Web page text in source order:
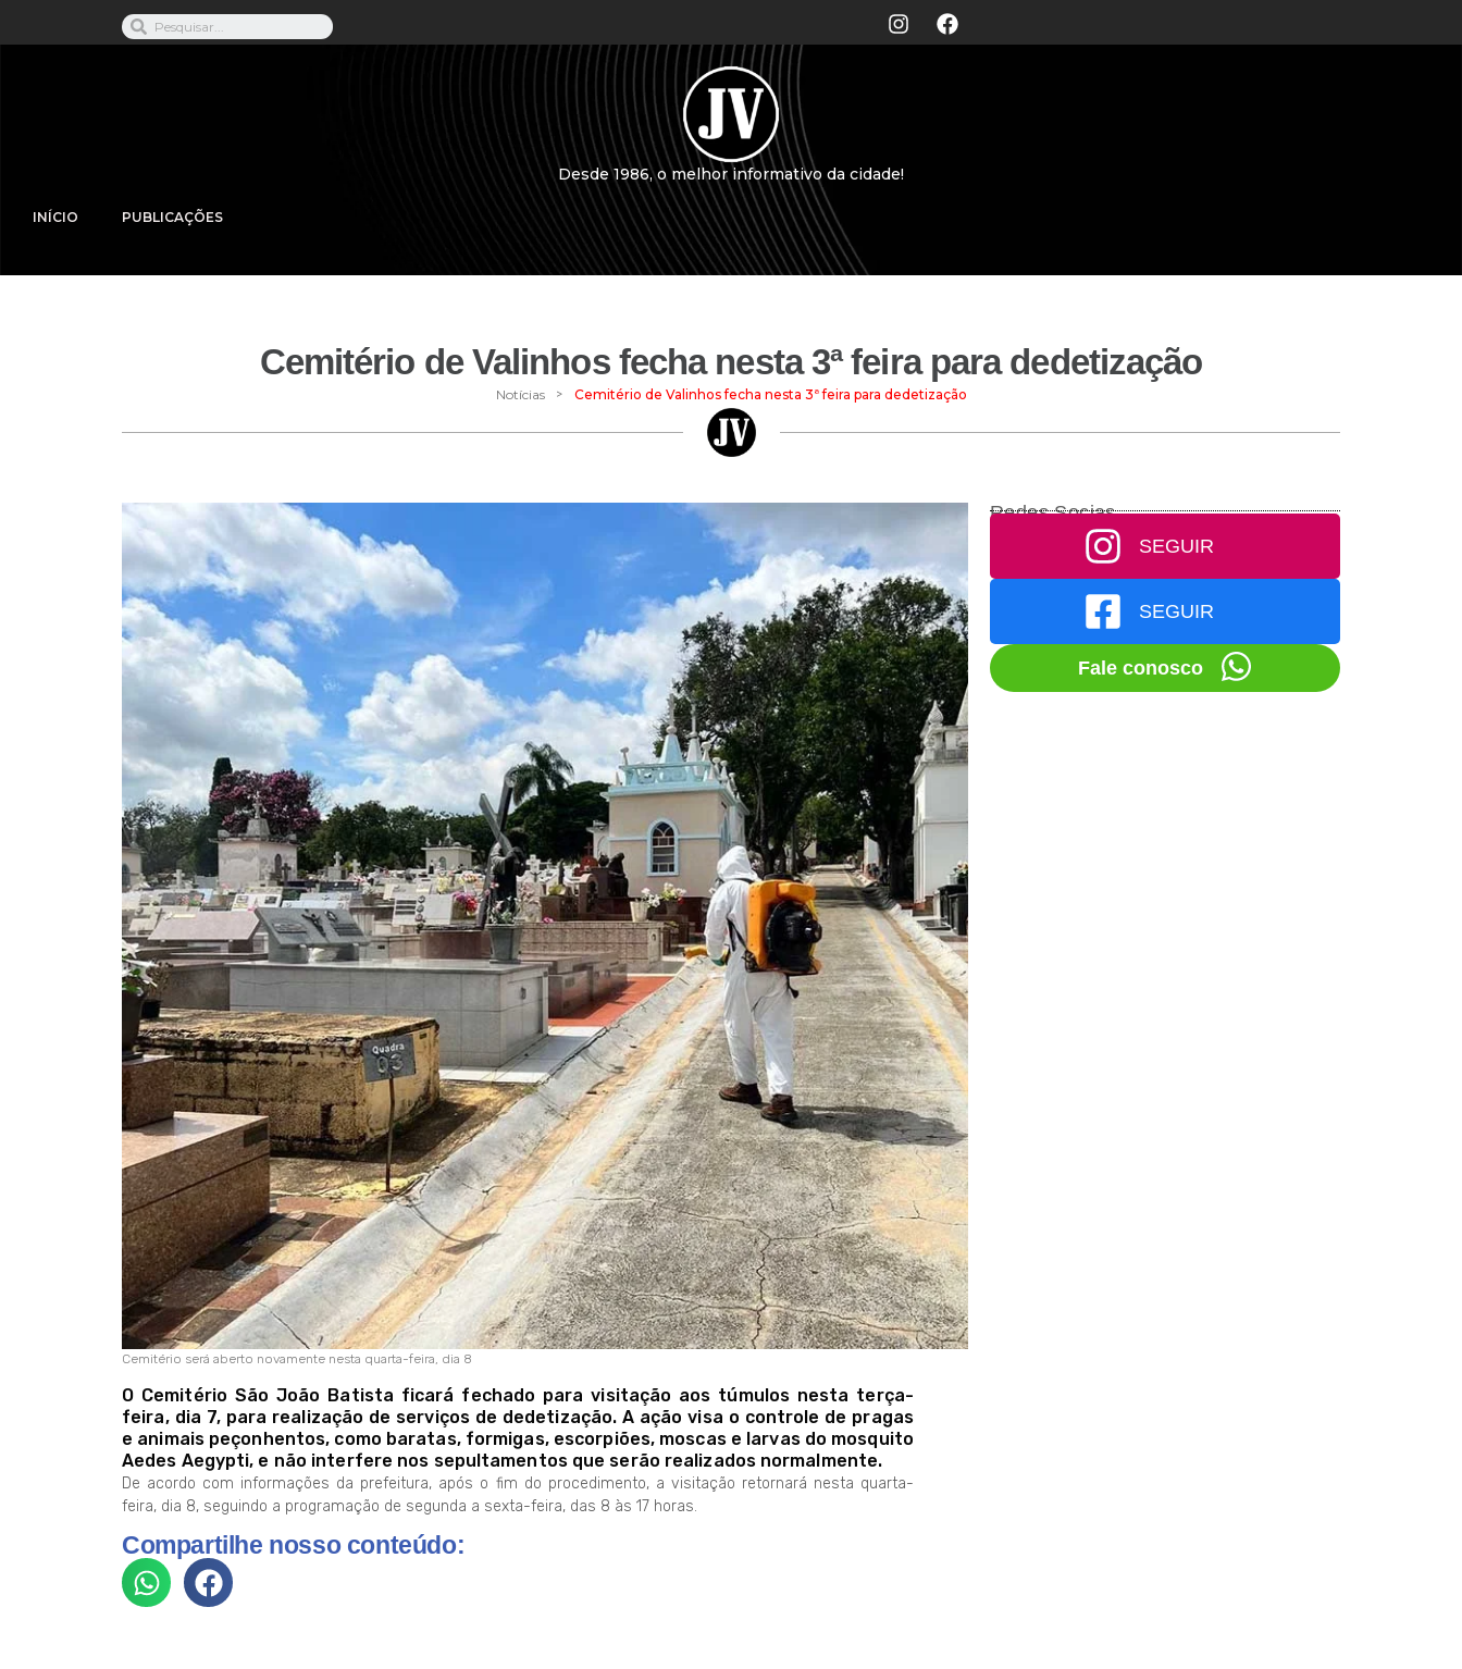
Desde 1986, o melhor informativo da cidade!
INÍCIO PUBLICAÇÕES
Cemitério de Valinhos fecha nesta 3ª feira para dedetização
Notícias > Cemitério de Valinhos fecha nesta 3ª feira para dedetização
Cemitério será aberto novamente nesta quarta-feira, dia 8
O Cemitério São João Batista ficará fechado para visitação aos túmulos nesta terça-
feira, dia 7, para realização de serviços de dedetização. A ação visa o controle de pragas
e animais peçonhentos, como baratas, formigas, escorpiões, moscas e larvas do mosquito
Aedes Aegypti, e não interfere nos sepultamentos que serão realizados normalmente.
De acordo com informações da prefeitura, após o fim do procedimento, a visitação retornará nesta quarta-
feira, dia 8, seguindo a programação de segunda a sexta-feira, das 8 às 17 horas.
Compartilhe nosso conteúdo:
Redes Socias
SEGUIR
SEGUIR
Fale conosco